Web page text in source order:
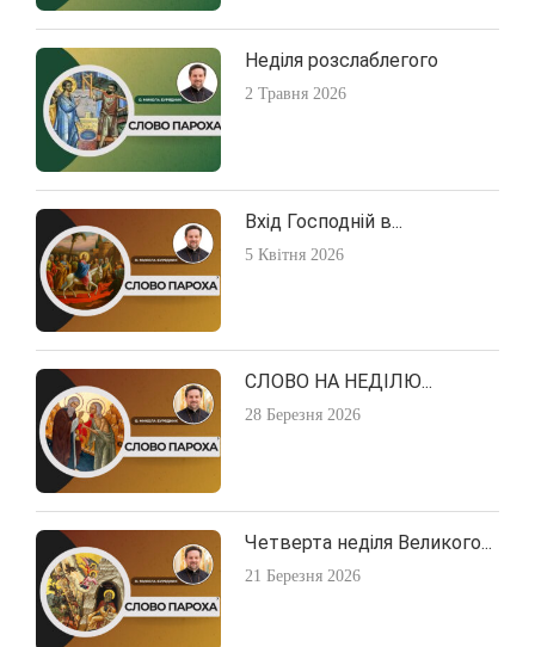
Неділя розслаблегого
2 Травня 2026
Вхід Господній в...
5 Квітня 2026
СЛОВО НА НЕДІЛЮ...
28 Березня 2026
Четверта неділя Великого...
21 Березня 2026